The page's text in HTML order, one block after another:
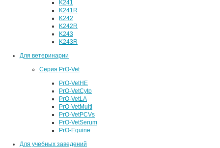
K241
K241R
K242
K242R
K243
K243R
Для ветеринарии
Серия PrO-Vet
PrO-VetHE
PrO-VetCyto
PrO-VetLA
PrO-VetMulti
PrO-VetPCVs
PrO-VetSerum
PrO-Equine
Для учебных заведений